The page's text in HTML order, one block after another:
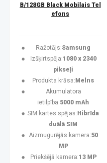
B/128GB Black Mobilais Tel
efons
Ražotājs:Samsung
Izšķirtspēja:1080 x 2340
pikseļi
Produkta krāsa: Melns
Akumulatora
ietilpība:5000 mAh
SIM kartes spējas: Hibrīda
duālā SIM
Aizmugurējās kamera:50
MP
Priekšējā kamera:13 MP